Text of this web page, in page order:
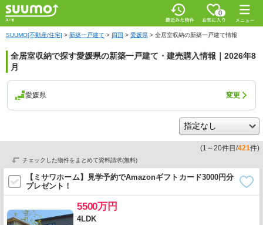
0
SUUMO[不動産/住宅] > 新築一戸建て > 四国 > 愛媛県 > 全居室収納の新築一戸建て情報
全居室収納で探す愛媛県の新築一戸建て・建売購入情報｜2026年8
月
愛媛県 変更
(1 ～20件目/421件)
チェックした物件をまとめて資料請求(無料)
【ミサワホーム】見学予約でAmazonギフトカード3000円分
プレゼント！
5500万円
4LDK